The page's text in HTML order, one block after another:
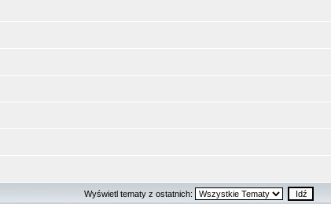
Wyświetl tematy z ostatnich: